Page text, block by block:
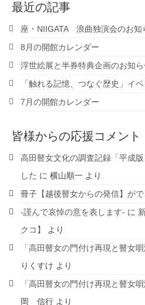
最近の記事
座・NIIGATA 浪曲独演会のお知
8月の開館カレンダー
浮世絵展と半券特典企画のお知
「触れる記憶、つなぐ歴史」イ
7月の開館カレンダー
皆様からの応援コメント
高田瞽女文化の調査記録「平成
した に 横山順一 より
冊子【越後瞽女からの発信】がで
-謹んで哀悼の意を表します- に
クコ】
より
「高田瞽女の門付け再現と瞽女
りくすけ より
「高田瞽女の門付け再現と瞽女
岡 信行 より